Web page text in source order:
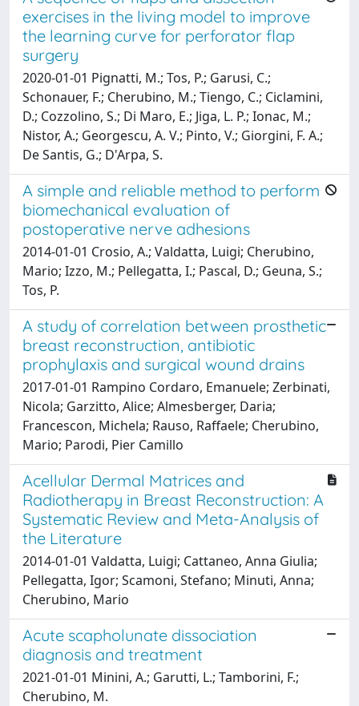
exercises in the living model to improve
the learning curve for perforator flap
surgery
2020-01-01 Pignatti, M.; Tos, P.; Garusi, C.;
Schonauer, F.; Cherubino, M.; Tiengo, C.; Ciclamini,
D.; Cozzolino, S.; Di Maro, E.; Jiga, L. P.; Ionac, M.;
Nistor, A.; Georgescu, A. V.; Pinto, V.; Giorgini, F. A.;
De Santis, G.; D'Arpa, S.
A simple and reliable method to perform
biomechanical evaluation of
postoperative nerve adhesions
2014-01-01 Crosio, A.; Valdatta, Luigi; Cherubino,
Mario; Izzo, M.; Pellegatta, I.; Pascal, D.; Geuna, S.;
Tos, P.
A study of correlation between prosthetic
breast reconstruction, antibiotic
prophylaxis and surgical wound drains
2017-01-01 Rampino Cordaro, Emanuele; Zerbinati,
Nicola; Garzitto, Alice; Almesberger, Daria;
Francescon, Michela; Rauso, Raffaele; Cherubino,
Mario; Parodi, Pier Camillo
Acellular Dermal Matrices and
Radiotherapy in Breast Reconstruction: A
Systematic Review and Meta-Analysis of
the Literature
2014-01-01 Valdatta, Luigi; Cattaneo, Anna Giulia;
Pellegatta, Igor; Scamoni, Stefano; Minuti, Anna;
Cherubino, Mario
Acute scapholunate dissociation
diagnosis and treatment
2021-01-01 Minini, A.; Garutti, L.; Tamborini, F.;
Cherubino, M.